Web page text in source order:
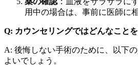
用中の場合は、事前に医師に
Q: カウンセリングではどんなこと
A: 後悔しない手術のために、以下
よいでしょう。